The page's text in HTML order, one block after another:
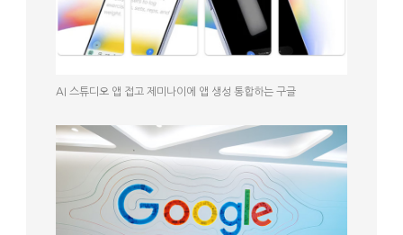
AI 스튜디오 앱 접고 제미나이에 앱 생성 통합하는 구글